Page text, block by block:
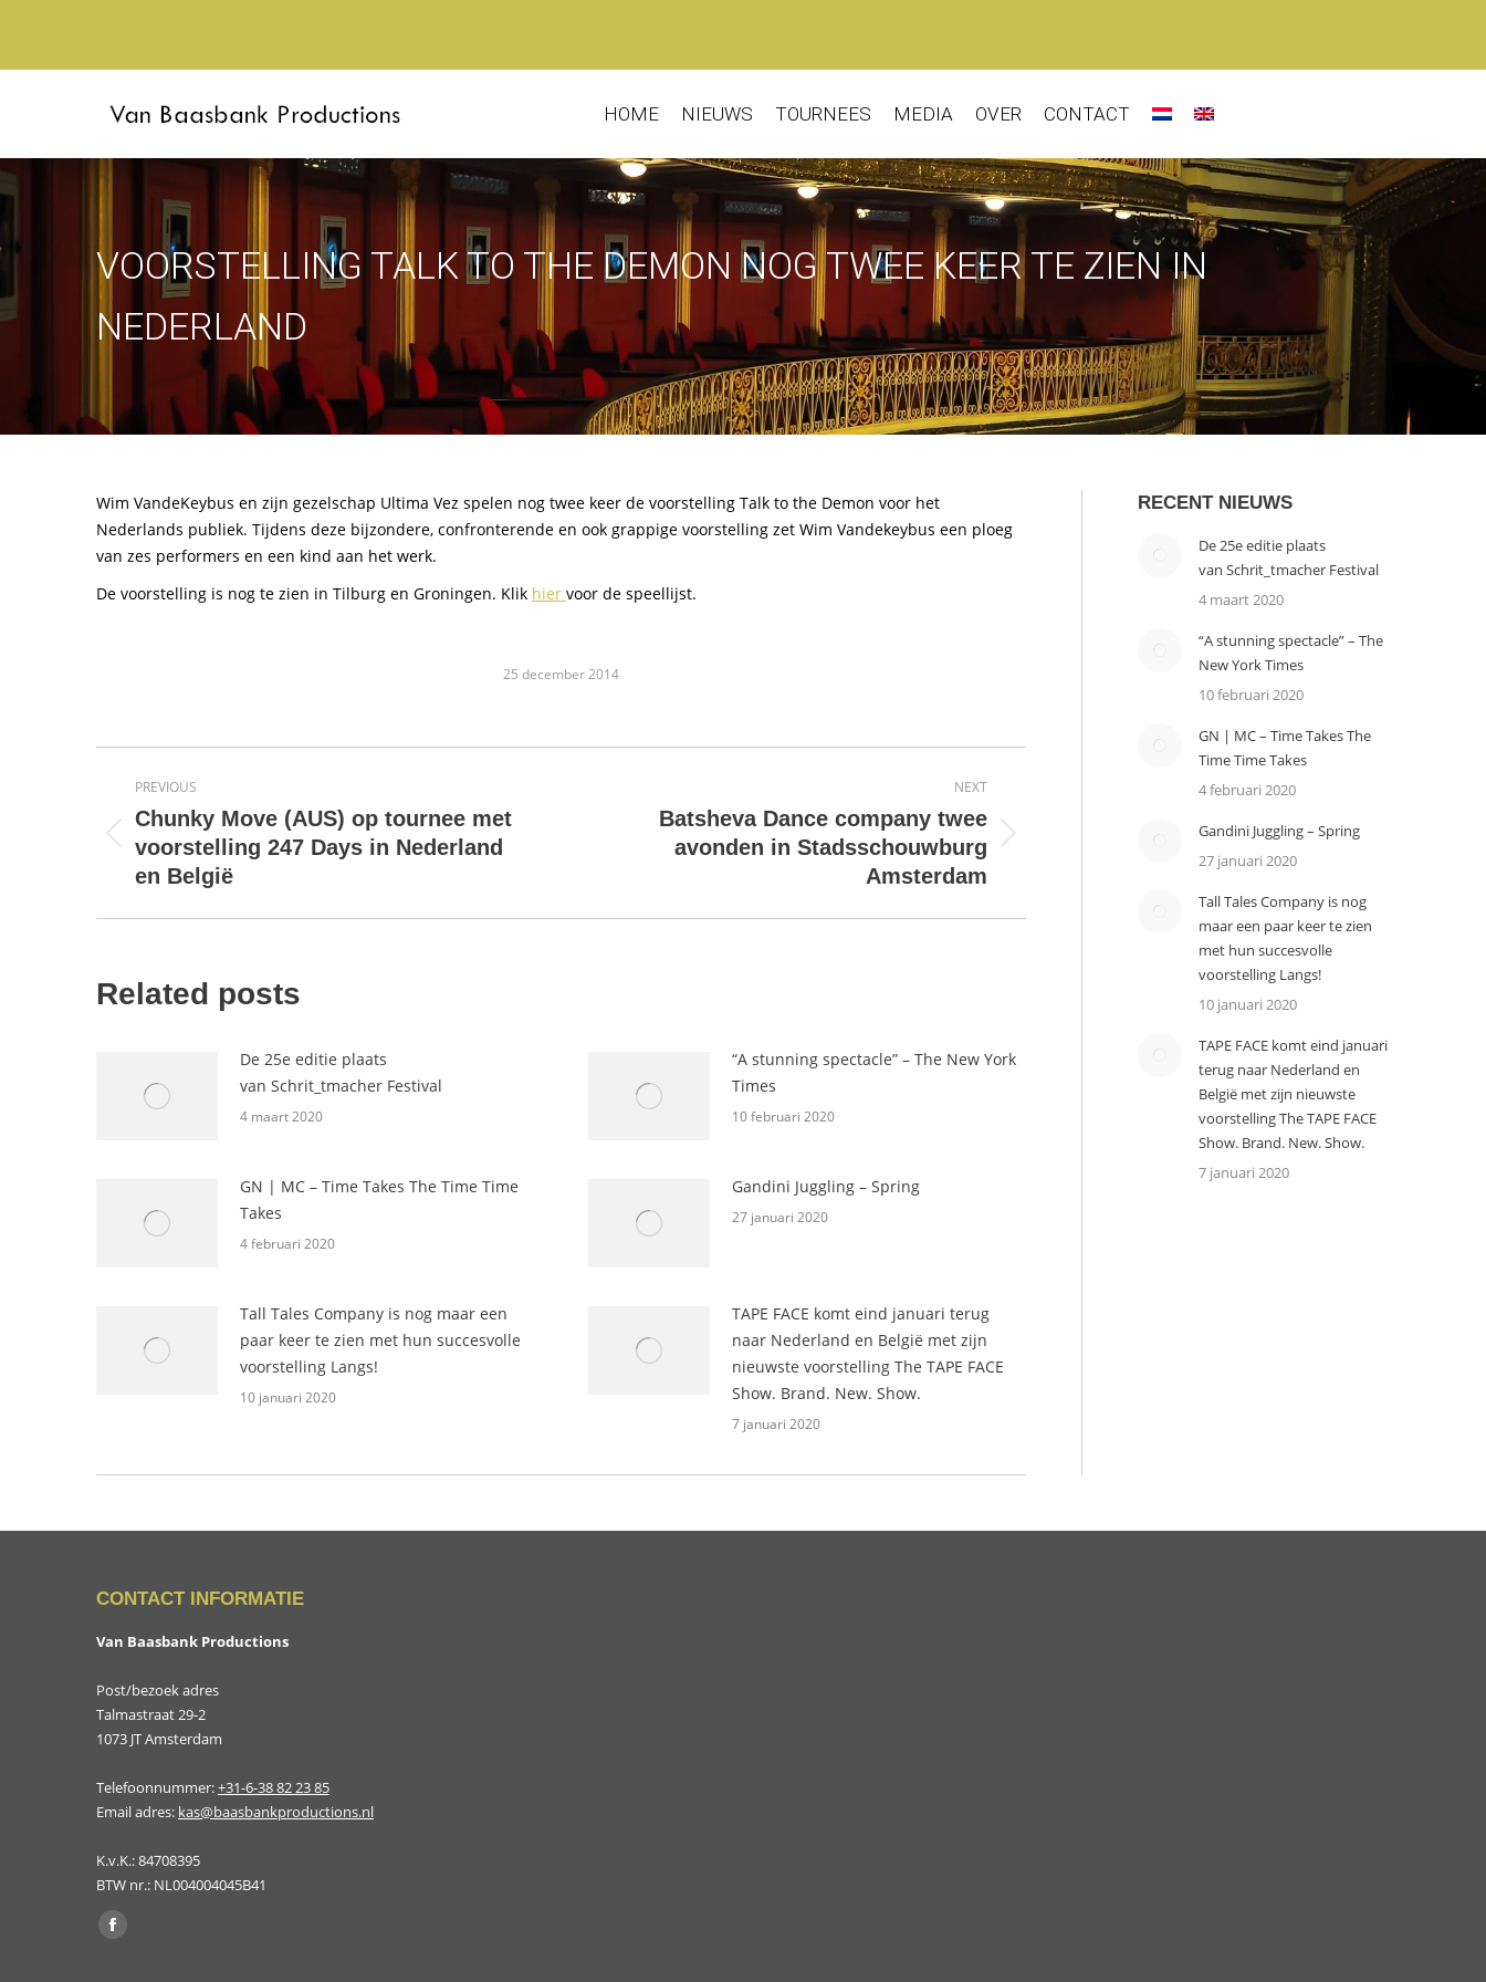
HOME NIEUWS TOURNEES MEDIA OVER CONTACT
VOORSTELLING TALK TO THE DEMON NOG TWEE KEER TE ZIEN IN
NEDERLAND
Wim VandeKeybus en zijn gezelschap Ultima Vez spelen nog twee keer de voorstelling Talk to the Demon voor het
Nederlands publiek. Tijdens deze bijzondere, confronterende en ook grappige voorstelling zet Wim Vandekeybus een ploeg
van zes performers en een kind aan het werk.
De voorstelling is nog te zien in Tilburg en Groningen. Klik hier voor de speellijst.
25 december 2014
navigation
PREVIOUS
Previous
post:
Chunky Move (AUS) op tournee met
voorstelling 247 Days in Nederland
en België
NEXT
Batsheva Dance company twee
avonden in Stadsschouwburg
Amsterdam
Related posts
De 25e editie plaats
van Schrit_tmacher Festival
4 maart 2020
“A stunning spectacle” – The New York
Times
10 februari 2020
GN | MC – Time Takes The Time Time
Takes
4 februari 2020
Gandini Juggling – Spring
27 januari 2020
Tall Tales Company is nog maar een
paar keer te zien met hun succesvolle
voorstelling Langs!
10 januari 2020
TAPE FACE komt eind januari terug
naar Nederland en België met zijn
nieuwste voorstelling The TAPE FACE
Show. Brand. New. Show.
7 januari 2020
RECENT NIEUWS
De 25e editie plaats
van Schrit_tmacher Festival
4 maart 2020
“A stunning spectacle” – The
New York Times
10 februari 2020
GN | MC – Time Takes The
Time Time Takes
4 februari 2020
Gandini Juggling – Spring
27 januari 2020
Tall Tales Company is nog
maar een paar keer te zien
met hun succesvolle
voorstelling Langs!
10 januari 2020
TAPE FACE komt eind januari
terug naar Nederland en
België met zijn nieuwste
voorstelling The TAPE FACE
Show. Brand. New. Show.
7 januari 2020
CONTACT INFORMATIE
Van Baasbank Productions
Post/bezoek adres
Talmastraat 29-2
1073 JT Amsterdam
Telefoonnummer:+31-6-38 82 23 85
Email adres: kas@baasbankproductions.nl
K.v.K.: 84708395
BTW nr.: NL004004045B41
Vind ons op:
Facebook